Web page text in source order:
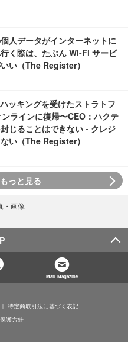
人データがインターネットに
く際は、たぶん Wi-Fi サービ
い（The Register）
ッキングを受けたストラトフ
ラインに復帰〜CEO：ハクテ
じることはできない - クレジ
い（The Register）
っと見る
・画像
Mail Magazine
特定商取引法に基づく表記
護方針